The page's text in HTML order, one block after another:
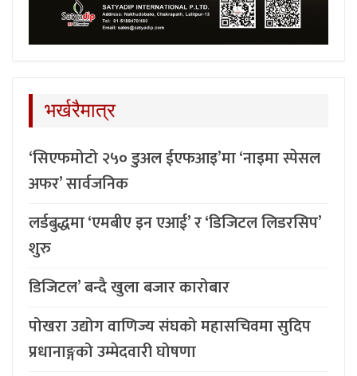
भर्खरैमात्र
‘सिएफमोटो २५० डुअल ईएफआइ’मा ‘नाइमा स्पेसल
अफर’ सार्वजनिक
लर्डबुद्धमा ‘एमबीए इन एआई’ र ‘डिजिटल लिडरसिप’
शुरु
डिजिटल’ बन्दै खुला बजार कारोबार
पोखरा उद्योग वाणिज्य संघको महासचिवमा सुदिप
प्रधानाङ्गको उम्मेदवारी घोषणा